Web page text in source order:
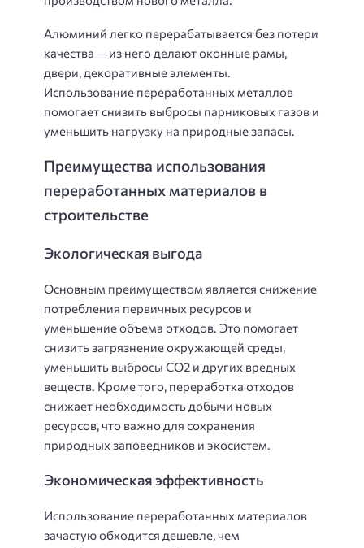
Алюминий легко перерабатывается без потери
качества — из него делают оконные рамы,
двери, декоративные элементы.
Использование переработанных металлов
помогает снизить выбросы парниковых газов и
уменьшить нагрузку на природные запасы.
Преимущества использования
переработанных материалов в
строительстве
Экологическая выгода
Основным преимуществом является снижение
потребления первичных ресурсов и
уменьшение объема отходов. Это помогает
снизить загрязнение окружающей среды,
уменьшить выбросы CO2 и других вредных
веществ. Кроме того, переработка отходов
снижает необходимость добычи новых
ресурсов, что важно для сохранения
природных заповедников и экосистем.
Экономическая эффективность
Использование переработанных материалов
зачастую обходится дешевле, чем